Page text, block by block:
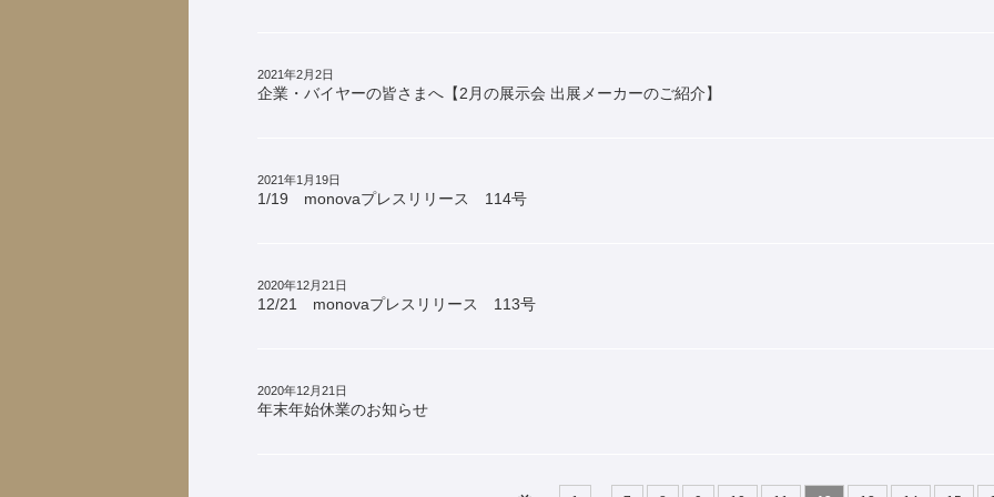
2021年2月2日
企業・バイヤーの皆さまへ【2月の展示会 出展メーカーのご紹介】
2021年1月19日
1/19 monovaプレスリリース 114号
2020年12月21日
12/21 monovaプレスリリース 113号
2020年12月21日
年末年始休業のお知らせ